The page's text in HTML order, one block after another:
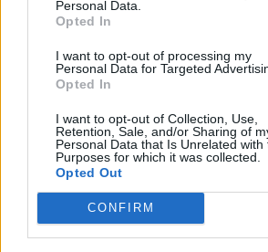
Personal Data.
Opted In
I want to opt-out of processing my
Personal Data for Targeted
Opted In
I want to opt-out of Collection, Use,
Retention, Sale, and/or Sharing of
Personal Data that Is Unrelated with
Purposes for which it was collected.
Opted Out
CONFIRM
СПАСУВАЧКА
транспортиран
НАЈЧИТАНИ ВО ПОСЛЕДНИ 7
ХАОС ЗА ЗИМАТА